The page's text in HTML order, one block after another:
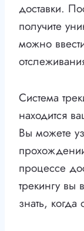
доставки.
получите
можно
Система
находится
Вы можете
процессе
трекингу вы
знать,